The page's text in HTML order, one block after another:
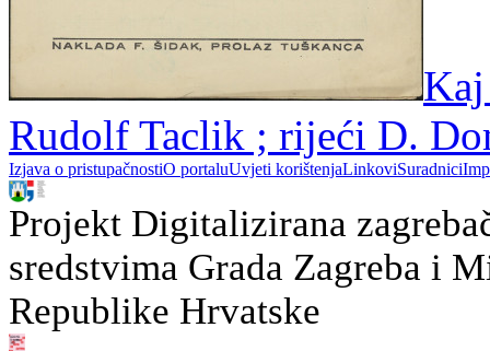
Rudolf Taclik ; rijeći D.
Izjava o pristupačnostiO portaluUvjeti korištenjaLinkoviSuradnici
Projekt Digitalizirana
sredstvima Grada Zagreba i
Republike Hrvatske